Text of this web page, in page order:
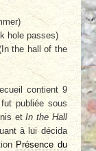
hole passes)
the hall of the
contient 9
publiée sous
etIn the Hall
à lui décida
Présence du